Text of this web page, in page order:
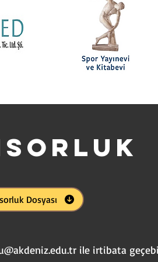
Dosyası
ile irtibata